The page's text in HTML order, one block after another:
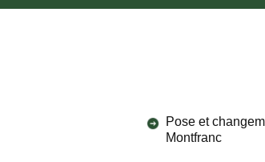
Pose et
Montfranc